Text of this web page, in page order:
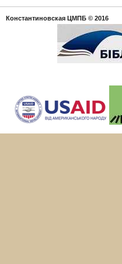
Константиновская ЦМПБ © 2016